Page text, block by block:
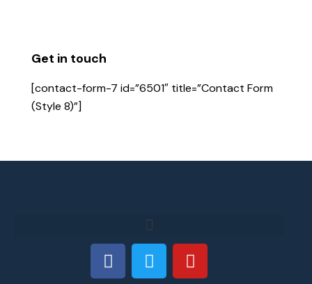
Get in touch
[contact-form-7 id=”6501″ title=”Contact Form
(Style 8)”]